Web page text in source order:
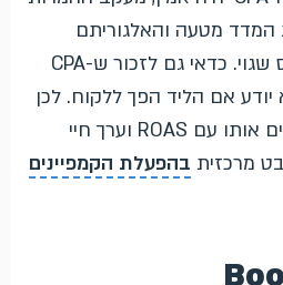
המדד מטעה והאלגוריתם
מקבל החלטות על בסיס שגוי. כדאי גם לזכור ש-CPA
יודע אם הליד הפך ללקוח. לכן
בקמפייני מכירות מצליבים אותו עם ROAS וערך חיי
בהפעלת הקמפיינים